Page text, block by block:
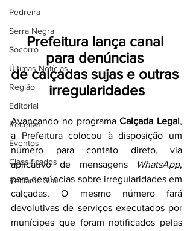
Pedreira
Serra Negra
Socorro
Últimas Notícias
Região
Editorial
Receitas
Eventos
Classificados
Reclamo Sim
Prefeitura lança canal
para denúncias
de calçadas sujas e outras
irregularidades
Avançando no programa Calçada Legal,
a Prefeitura colocou à disposição um
número para contato direto, via
aplicativo de mensagens
WhatsApp,
para denúncias sobre irregularidades em
calçadas. O mesmo número fará
devolutivas de serviços executados por
munícipes que foram notificados pelas